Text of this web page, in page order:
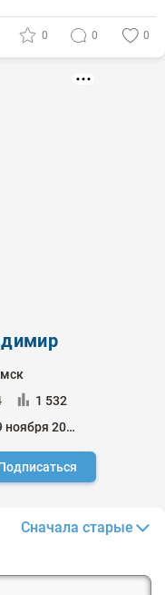
0 0 0
1 532
с 9 ноября 2024
Сначала старые